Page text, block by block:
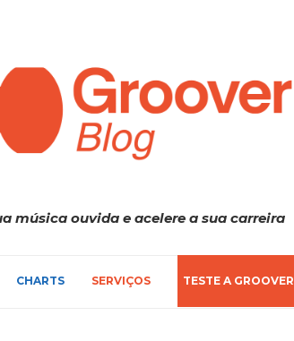
música ouvida e acelere a sua carreira
CHARTS SERVIÇOS TESTE A GROOVER